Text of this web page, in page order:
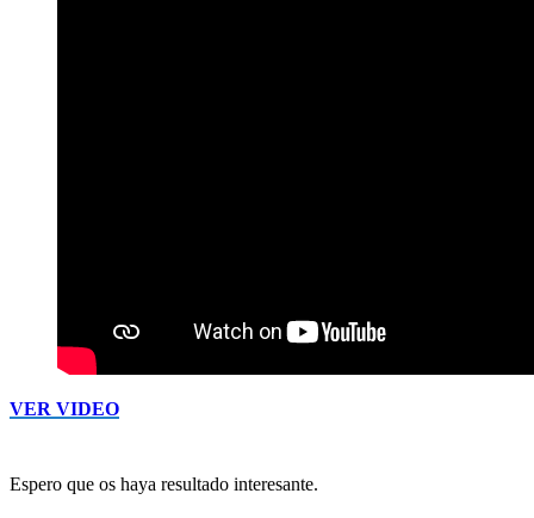
VER VIDEO
Espero que os haya resultado interesante.